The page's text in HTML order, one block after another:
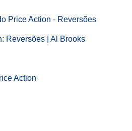
Reversões | Al Brooks
Action